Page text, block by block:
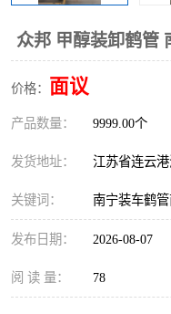
众邦 甲醇装卸鹤管
价格： 面议
产品数量： 9999.00个
发货地址： 江苏省连云
关键词： 南宁装车鹤
发布日期： 2026-08-07
阅 读 量： 78